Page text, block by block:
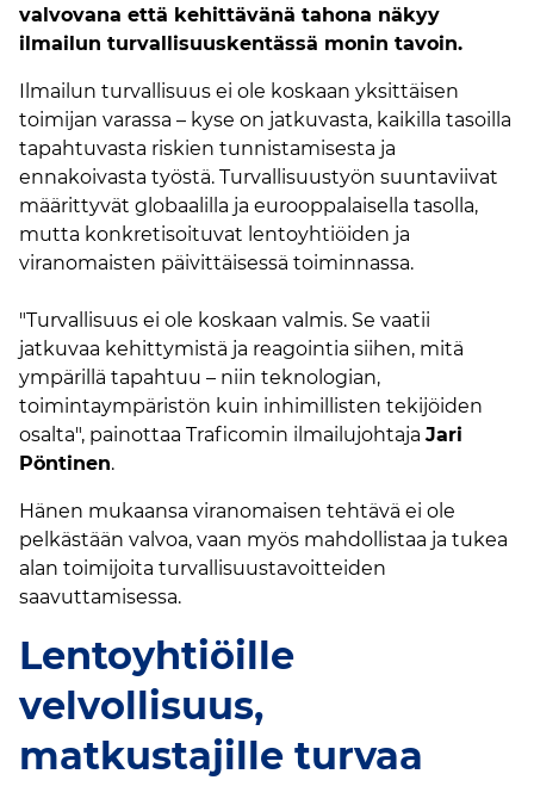
valvovana että kehittävänä tahona näkyy
ilmailun turvallisuuskentässä monin tavoin.
Ilmailun turvallisuus ei ole koskaan yksittäisen
toimijan varassa – kyse on jatkuvasta, kaikilla tasoilla
tapahtuvasta riskien tunnistamisesta ja
ennakoivasta työstä. Turvallisuustyön suuntaviivat
määrittyvät globaalilla ja eurooppalaisella tasolla,
mutta konkretisoituvat lentoyhtiöiden ja
viranomaisten päivittäisessä toiminnassa.
"Turvallisuus ei ole koskaan valmis. Se vaatii
jatkuvaa kehittymistä ja reagointia siihen, mitä
ympärillä tapahtuu – niin teknologian,
toimintaympäristön kuin inhimillisten tekijöiden
osalta", painottaa Traficomin ilmailujohtaja Jari
Pöntinen.
Hänen mukaansa viranomaisen tehtävä ei ole
pelkästään valvoa, vaan myös mahdollistaa ja tukea
alan toimijoita turvallisuustavoitteiden
saavuttamisessa.
Lentoyhtiöille
velvollisuus,
matkustajille turvaa